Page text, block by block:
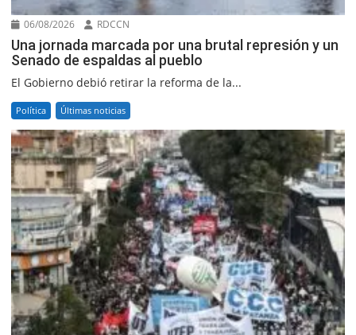
06/08/2026 RDCCN
Una jornada marcada por una brutal represión y un
Senado de espaldas al pueblo
El Gobierno debió retirar la reforma de la...
Política Últimas noticias